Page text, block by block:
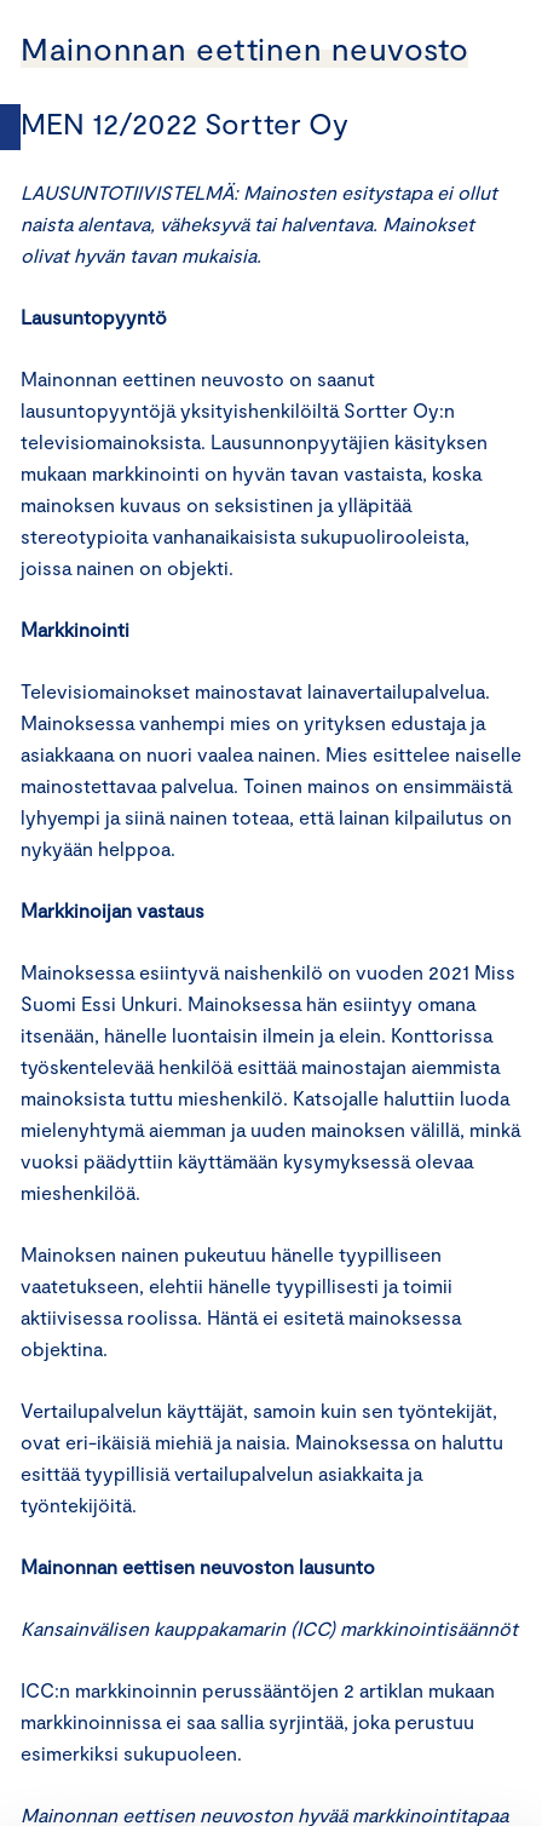
Mainonnan eettinen neuvosto
MEN 12/2022 Sortter Oy
LAUSUNTOTIIVISTELMÄ: Mainosten esitystapa ei ollut
naista alentava, väheksyvä tai halventava. Mainokset
olivat hyvän tavan mukaisia.
Lausuntopyyntö
Mainonnan eettinen neuvosto on saanut
lausuntopyyntöjä yksityishenkilöiltä Sortter Oy:n
televisiomainoksista. Lausunnonpyytäjien käsityksen
mukaan markkinointi on hyvän tavan vastaista, koska
mainoksen kuvaus on seksistinen ja ylläpitää
stereotypioita vanhanaikaisista sukupuolirooleista,
joissa nainen on objekti.
Markkinointi
Televisiomainokset mainostavat lainavertailupalvelua.
Mainoksessa vanhempi mies on yrityksen edustaja ja
asiakkaana on nuori vaalea nainen. Mies esittelee naiselle
mainostettavaa palvelua. Toinen mainos on ensimmäistä
lyhyempi ja siinä nainen toteaa, että lainan kilpailutus on
nykyään helppoa.
Markkinoijan vastaus
Mainoksessa esiintyvä naishenkilö on vuoden 2021 Miss
Suomi Essi Unkuri. Mainoksessa hän esiintyy omana
itsenään, hänelle luontaisin ilmein ja elein. Konttorissa
työskentelevää henkilöä esittää mainostajan aiemmista
mainoksista tuttu mieshenkilö. Katsojalle haluttiin luoda
mielenyhtymä aiemman ja uuden mainoksen välillä, minkä
vuoksi päädyttiin käyttämään kysymyksessä olevaa
mieshenkilöä.
Mainoksen nainen pukeutuu hänelle tyypilliseen
vaatetukseen, elehtii hänelle tyypillisesti ja toimii
aktiivisessa roolissa. Häntä ei esitetä mainoksessa
objektina.
Vertailupalvelun käyttäjät, samoin kuin sen työntekijät,
ovat eri-ikäisiä miehiä ja naisia. Mainoksessa on haluttu
esittää tyypillisiä vertailupalvelun asiakkaita ja
työntekijöitä.
Mainonnan eettisen neuvoston lausunto
Kansainvälisen kauppakamarin (ICC) markkinointisäännöt
ICC:n markkinoinnin perussääntöjen 2 artiklan mukaan
markkinoinnissa ei saa sallia syrjintää, joka perustuu
esimerkiksi sukupuoleen.
Mainonnan eettisen neuvoston hyvää markkinointitapaa